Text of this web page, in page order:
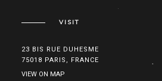
VISIT
23 BIS RUE DUHESME
75018 PARIS, FRANCE
VIEW ON MAP